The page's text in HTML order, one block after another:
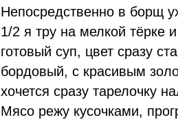
Непосредственно в борщ
1/2 я тру на мелкой тёрке
готовый суп, цвет сразу
бордовый, с красивым
хочется сразу тарелочку
Мясо режу кусочками,